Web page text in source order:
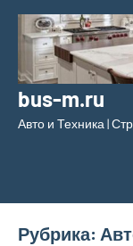
Перейти
содержимому
bus-m.ru
Авто и Техника |
Рубрика: